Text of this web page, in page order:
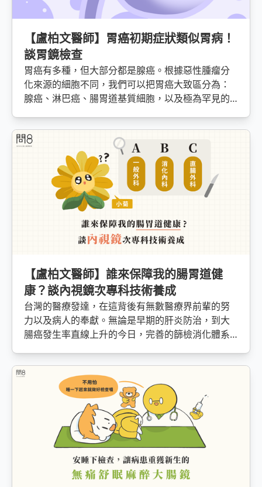
【盧柏文醫師】胃癌初期症狀類似胃病！
談胃鏡檢查
胃癌有多種，但大部分都是腺癌。根據惡性腫瘤分
化來源的細胞不同，我們可以把胃癌大致區分為：
腺癌、淋巴癌、腸胃道基質細胞，以及極為罕見的
腺癌。
【盧柏文醫師】誰來保障我的腸胃道健
康？談內視鏡次專科技術養成
台灣的醫療發達，在這背後有無數醫療界前輩的努
力以及病人的奉獻。無論是早期的肝炎防治，到大
腸癌發生率直線上升的今日，完善的篩檢消化體系
域在國際上佔有一席之地。在台灣，消化醫學領域
中，不管是研究計畫的推行、人員的訓練管理、國
際討論會等的組織主要就是消化系醫學會（GEST,
The Gastroenterological Society of Taiwan）。
從肝臟疾病、大腸直腸、胃部等相關問題都是學會
著重的領域。消化醫學會也參與許多國內重量級的
研究計畫，如台灣國病的ＢＣ肝根除計畫、胃癌及
潰瘍疾病的幽門螺旋桿菌根除計畫、大腸癌的早期
癌篩與檢查等等。消化醫學會也肩負著台灣與國際